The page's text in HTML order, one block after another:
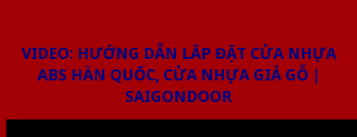
VIDEO: HƯỚNG DẪN LẮP ĐẶT CỬA NHỰA
ABS HÀN QUỐC, CỬA NHỰA GIẢ GỖ |
SAIGONDOOR